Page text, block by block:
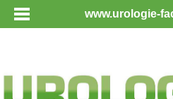
www.urologie-